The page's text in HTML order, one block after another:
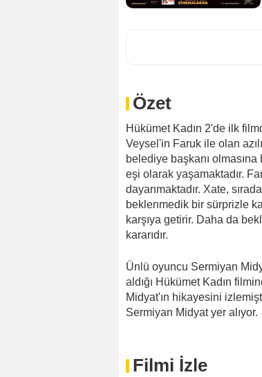
Özet
Hükümet Kadın 2'de ilk
Veysel'in Faruk ile olan
belediye başkanı
eşi olarak yaşamaktadır.
dayanmaktadır. Xate,
beklenmedik bir sürprizle
karşıya getirir. Daha da
kararıdır.
Ünlü oyuncu Sermiyan
aldığı Hükümet Kadın
Midyat'ın hikayesini
Sermiyan Midyat yer alıyor.
Filmi İzle